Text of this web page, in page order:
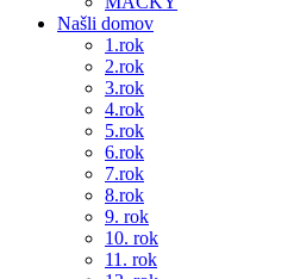
Našli domov
1.rok
2.rok
3.rok
4.rok
5.rok
6.rok
7.rok
8.rok
9. rok
10. rok
11. rok